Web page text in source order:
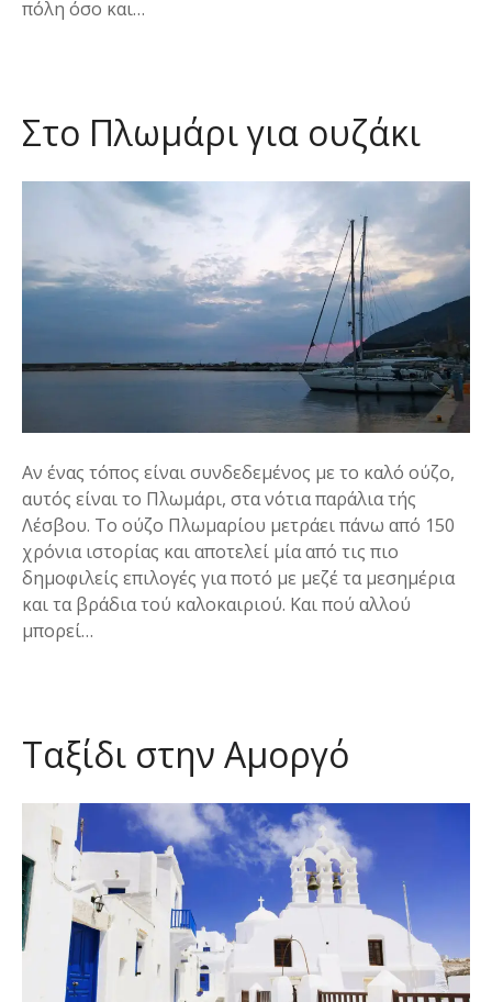
πόλη όσο και…
Στο Πλωμάρι για ουζάκι
Αν ένας τόπος είναι συνδεδεμένος με το καλό ούζο,
αυτός είναι το Πλωμάρι, στα νότια παράλια τής
Λέσβου. Το ούζο Πλωμαρίου μετράει πάνω από 150
χρόνια ιστορίας και αποτελεί μία από τις πιο
δημοφιλείς επιλογές για ποτό με μεζέ τα μεσημέρια
και τα βράδια τού καλοκαιριού. Και πού αλλού
μπορεί…
Ταξίδι στην Αμοργό